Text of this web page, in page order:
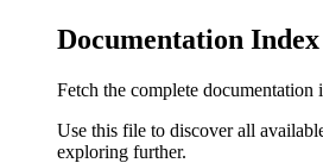
Documentation Index
Fetch the complete documentation
Use this file to discover all
exploring further.